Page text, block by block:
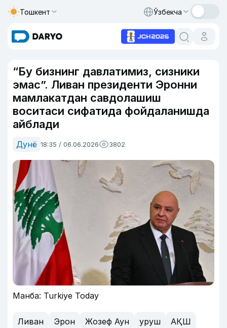
Тошкент Ўзбекча
“Бу бизнинг давлатимиз, сизники
эмас”. Ливан президенти Эронни
мамлакатдан савдолашиш
воситаси сифатида фойдаланишда
айблади
Дунё 18:35 / 06.06.2026 3802
Манба: Turkiye Today
Ливан Эрон Жозеф Аун уруш
АҚШ